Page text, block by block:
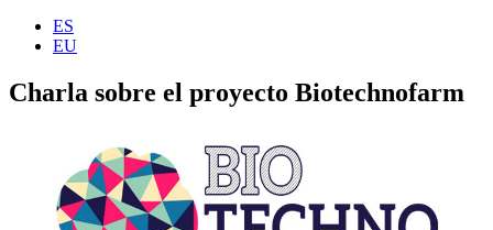
ES
EU
Charla sobre el proyecto Biotechnofarm